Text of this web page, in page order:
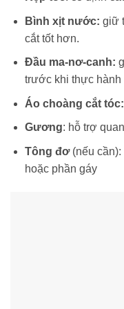
Bình xịt nước: giữ
cắt tốt hơn.
Đầu ma-nơ-canh:
trước khi thực hành
Áo choàng cắt tóc:
Gương: hỗ trợ
Tông đơ(nếu cần):
hoặc phần gáy